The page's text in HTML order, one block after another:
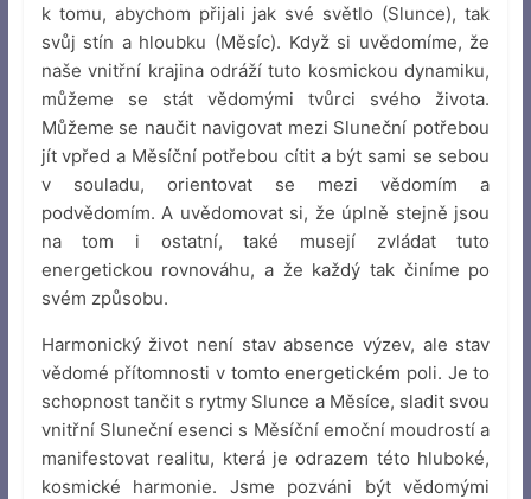
k tomu, abychom přijali jak své světlo (Slunce), tak
svůj stín a hloubku (Měsíc). Když si uvědomíme, že
naše vnitřní krajina odráží tuto kosmickou dynamiku,
můžeme se stát vědomými tvůrci svého života.
Můžeme se naučit navigovat mezi Sluneční potřebou
jít vpřed a Měsíční potřebou cítit a být sami se sebou
v souladu, orientovat se mezi vědomím a
podvědomím. A uvědomovat si, že úplně stejně jsou
na tom i ostatní, také musejí zvládat tuto
energetickou rovnováhu, a že každý tak činíme po
svém způsobu.
Harmonický život není stav absence výzev, ale stav
vědomé přítomnosti v tomto energetickém poli. Je to
schopnost tančit s rytmy Slunce a Měsíce, sladit svou
vnitřní Sluneční esenci s Měsíční emoční moudrostí a
manifestovat realitu, která je odrazem této hluboké,
kosmické harmonie. Jsme pozváni být vědomými